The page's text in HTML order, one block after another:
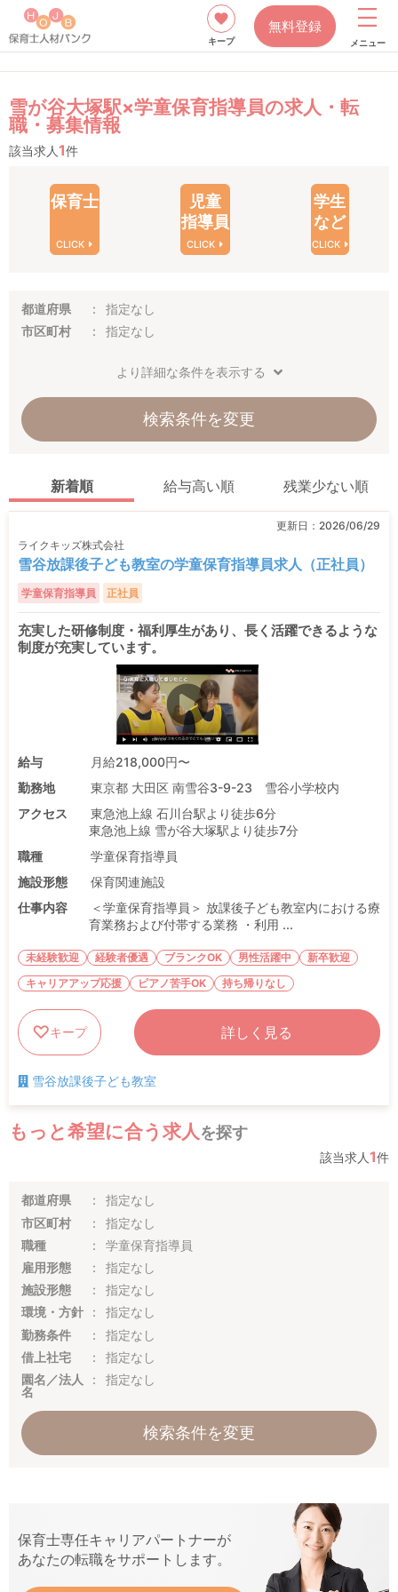
キープ
無料登録
メニュー
雪が谷大塚駅×学童保育指導員の求人・転
職・募集情報
該当求人1件
保育士
CLICK
児童
指導員
CLICK
学生
など
CLICK
都道府県
指定なし
市区町村
指定なし
より詳細な条件を表示する
検索条件を変更
新着順 給与高い順 残業少ない順
更新日： 2026/06/29
ライクキッズ株式会社
雪谷放課後子ども教室の学童保育指導員求人（正社員）
学童保育指導員 正社員
充実した研修制度・福利厚生があり、長く活躍できるような
制度が充実しています。
給与
月給218,000円〜
勤務地
東京都 大田区 南雪谷3-9-23 雪谷小学校内
アクセス
東急池上線 石川台駅より徒歩6分
東急池上線 雪が谷大塚駅より徒歩7分
職種
学童保育指導員
施設形態
保育関連施設
仕事内容
＜学童保育指導員＞ 放課後子ども教室内における療
育業務および付帯する業務 ・利用 ...
未経験歓迎 経験者優遇 ブランクOK 男性活躍中
新卒歓迎
キャリアアップ応援
ピアノ苦手OK 持ち帰りなし
キープ 詳しく見る
雪谷放課後子ども教室
もっと希望に合う求人を探す
該当求人1件
都道府県
指定なし
市区町村
指定なし
職種
学童保育指導員
雇用形態
指定なし
施設形態
指定なし
環境・方針
指定なし
勤務条件
指定なし
借上社宅
指定なし
園名／法人
名
指定なし
検索条件を変更
保育士専任キャリアパートナーが
あなたの転職をサポートします。